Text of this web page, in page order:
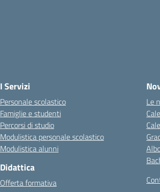
I Servizi
Personale scolastico
Famiglie e studenti
Percorsi di studio
Modulistica personale scolastico
Modulistica alunni
Didattica
Offerta formativa
Le